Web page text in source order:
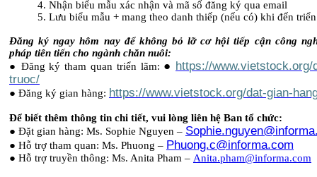
4. Nhận biểu mẫu xác nhận và mã số đăng ký qua email
5. Lưu biểu mẫu + mang theo danh thiếp (nếu có) khi đến
Đăng ký ngay hôm nay để không bỏ lỡ cơ hội tiếp cận công
pháp tiên tiến cho ngành chăn nuôi:
● Đăng ký tham quan triển lãm: ● https://www.vietstock.org/
truoc/
● Đăng ký gian hàng: https://www.vietstock.org/dat-gian-
Để biết thêm thông tin chi tiết, vui lòng liên hệ Ban tổ chức:
● Đặt gian hàng: Ms. Sophie Nguyen –
● Hỗ trợ tham quan: Ms. Phuong – Phuong.c@informa.com
● Hỗ trợ truyền thông: Ms. Anita Pham – Anita.pham@informa.com